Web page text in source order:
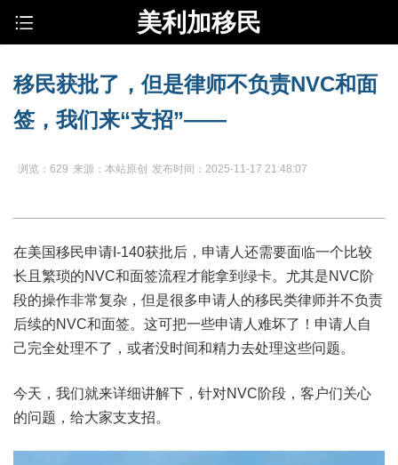
美利加移民
移民获批了，但是律师不负责NVC和面
签，我们来“支招”——
浏览：629 来源：本站原创 发布时间：2025-11-17 21:48:07
在美国移民申请I-140获批后，申请人还需要面临一个比较
长且繁琐的NVC和面签流程才能拿到绿卡。尤其是NVC阶
段的操作非常复杂，但是很多申请人的移民类律师并不负责
后续的NVC和面签。这可把一些申请人难坏了！申请人自
己完全处理不了，或者没时间和精力去处理这些问题。
今天，我们就来详细讲解下，针对NVC阶段，客户们关心
的问题，给大家支支招。